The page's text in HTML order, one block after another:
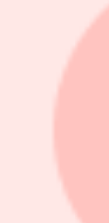
aktier för 10
sålt 100.000 aktier för 10,6